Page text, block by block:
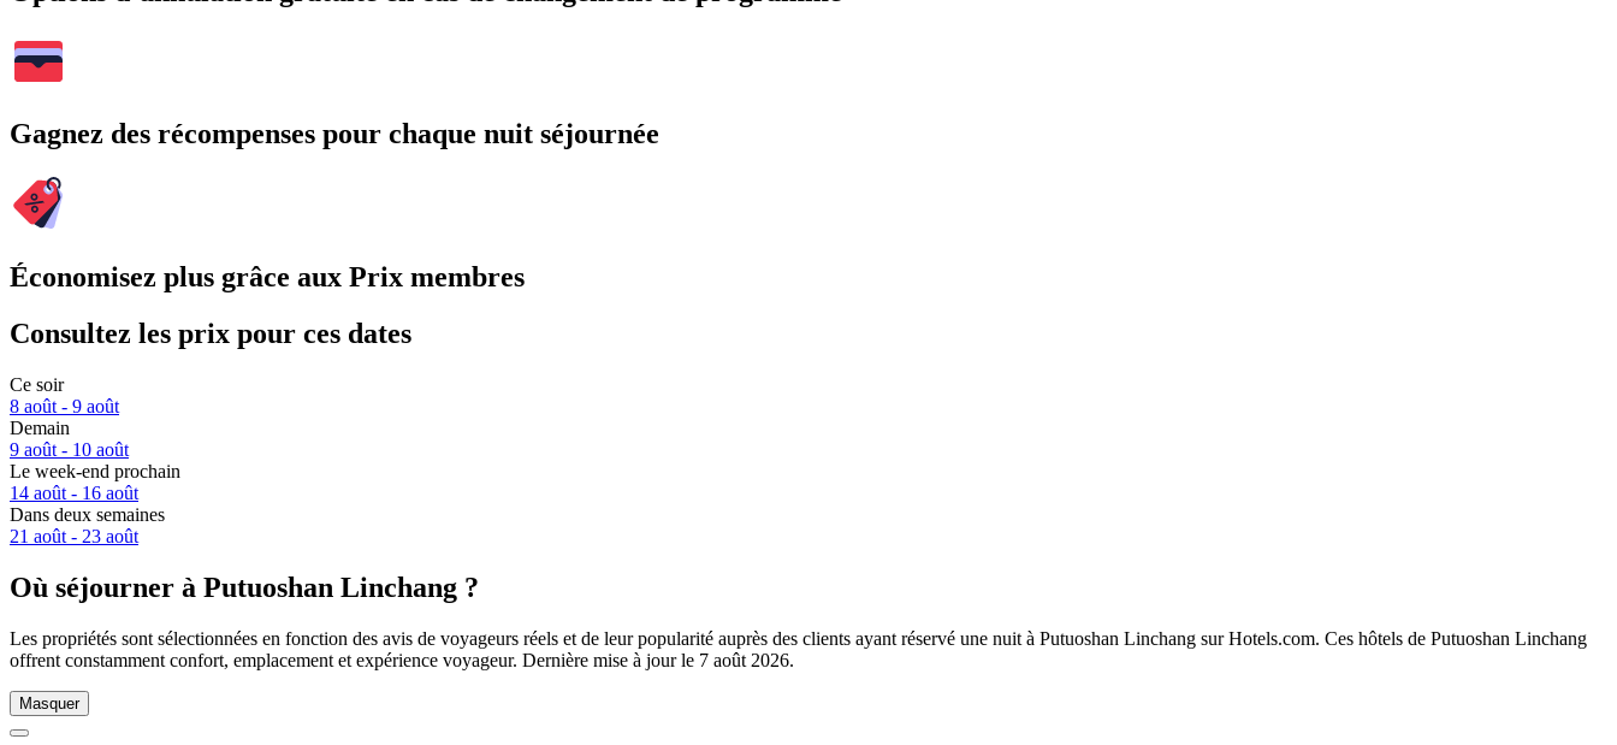
Gagnez des récompenses pour chaque nuit séjournée
Économisez plus grâce aux Prix membres
Consultez les prix pour ces dates
Ce soir
8 août - 9 août
Demain
9 août - 10 août
Le week-end prochain
14 août - 16 août
Dans deux semaines
21 août - 23 août
Où séjourner à Putuoshan Linchang ?
Les propriétés sont sélectionnées en fonction des avis de voyageurs réels et de leur popularité auprès des clients ayant réservé une nuit à Putuoshan Linchang sur Hotels.com. Ces hôtels de Putuoshan Linchang
offrent constamment confort, emplacement et expérience voyageur. Dernière mise à jour le 7 août 2026.
Masquer